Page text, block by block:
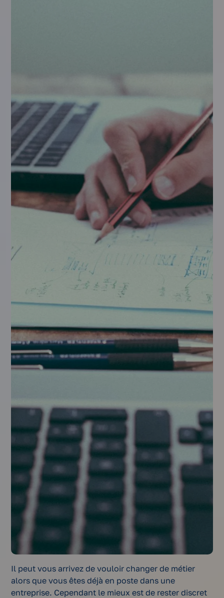
Il peut vous arrivez de vouloir changer de métier
alors que vous êtes déjà en poste dans une
entreprise. Cependant le mieux est de rester discret